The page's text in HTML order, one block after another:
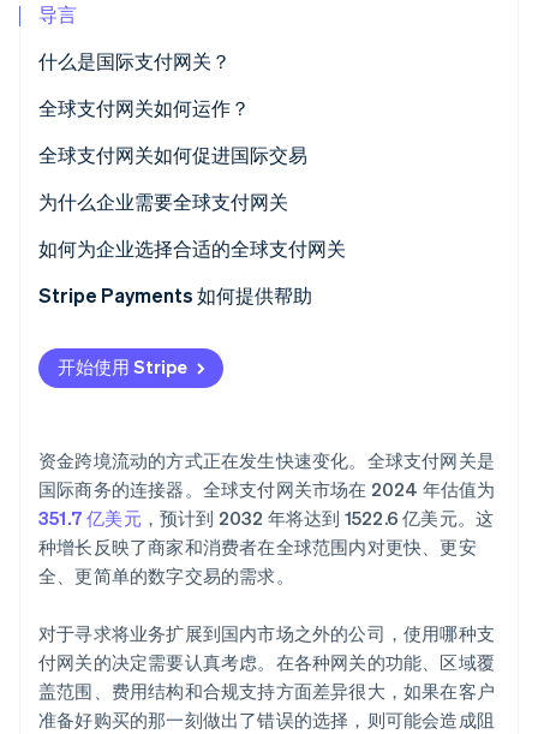
导言
什么是国际支付网关？
全球支付网关如何运作？
全球支付网关如何促进国际交易
为什么企业需要全球支付网关
如何为企业选择合适的全球支付网关
支持的支付方式
货币和地理覆盖范围
集成和易用性
交易费用和成本
欺诈检测与预防
可扩展性和未来增长
客户支持
分析与报告
声誉和评论
Stripe Payments 如何提供帮助
开始使用 Stripe
资金跨境流动的方式正在发生快速变化。全球支付网关是
国际商务的连接器。全球支付网关市场在 2024 年估值为
351.7 亿美元 ，预计到 2032 年将达到 1522.6 亿美元。这
种增长反映了商家和消费者在全球范围内对更快、更安
全、更简单的数字交易的需求。
对于寻求将业务扩展到国内市场之外的公司，使用哪种支
付网关的决定需要认真考虑。在各种网关的功能、区域覆
盖范围、费用结构和合规支持方面差异很大，如果在客户
准备好购买的那一刻做出了错误的选择，则可能会造成阻